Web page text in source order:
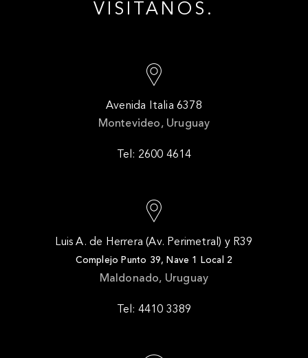
VISITANOS.
Avenida Italia 6378
Montevideo, Uruguay
Tel: 2600 4614
Luis A. de Herrera (Av. Perimetral) y R39
Complejo Punto 39, Nave 1 Local 2
Maldonado, Uruguay
Tel: 4410 3389